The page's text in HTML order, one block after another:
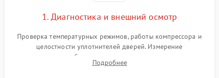
1. Диагностика и внешний осмотр
Проверка температурных режимов, работы компрессора и
целостности уплотнителей дверей. Измерение
сопротивления обмоток мотора, проверка термостата и
считывание кодов ошибок с электронного дисплея.
Подробнее